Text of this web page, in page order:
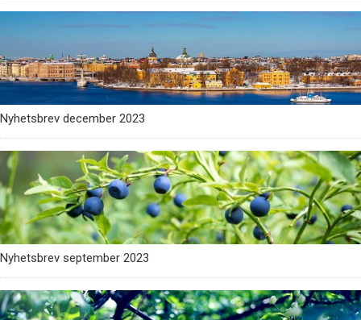
Nyhetsbrev december 2023
Nyhetsbrev september 2023